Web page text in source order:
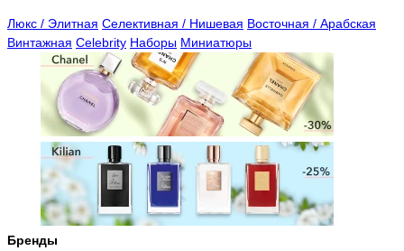
Люкс / Элитная Селективная / Нишевая Восточная / Арабская
Винтажная Celebrity Наборы Миниатюры
Бренды